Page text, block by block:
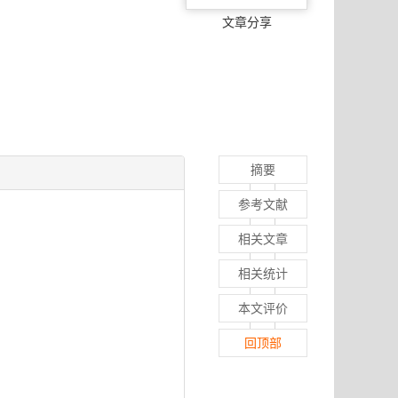
文章分享
摘要
参考文献
相关文章
相关统计
本文评价
回顶部